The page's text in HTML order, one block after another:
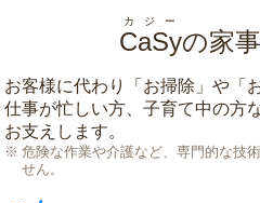
CaSy
カジー
の家
お客様に代わり「 お掃除 」や「
仕事が忙しい方、子育て中の方
お支えします。
危険な作業や介護など、専門的な技
せん。